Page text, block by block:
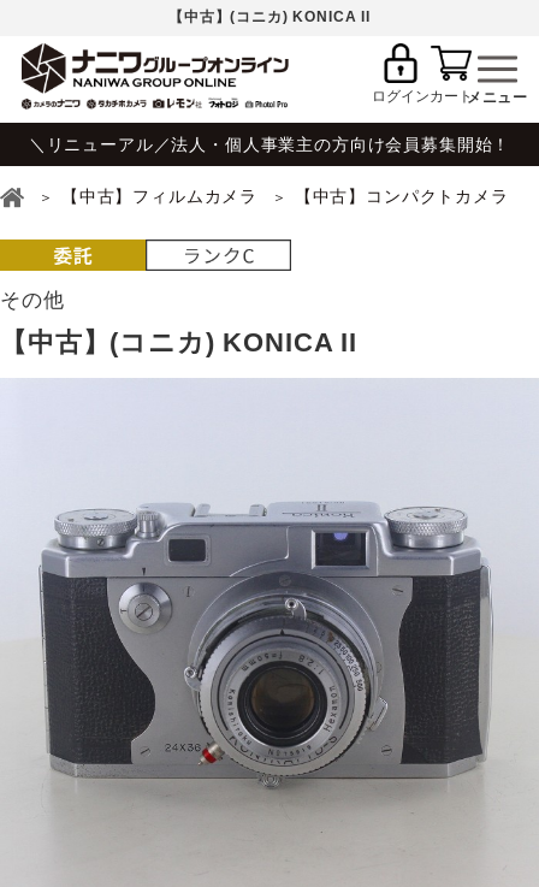
【中古】(コニカ) KONICA II
ログインカート
＼リニューアル／法人・個人事業主の方向け会員募集開始！
【中古】フィルムカメラ 【中古】コンパクトカメラ
その他
【中古】(コニカ) KONICA II